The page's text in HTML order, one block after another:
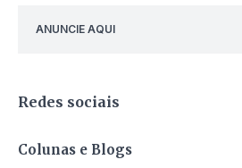
ANUNCIE AQUI
Redes sociais
Colunas e Blogs